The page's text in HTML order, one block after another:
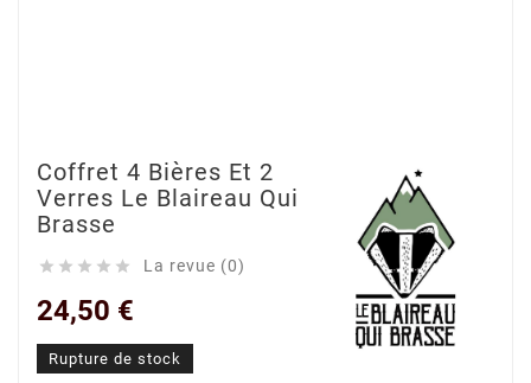
Coffret 4 Bières Et 2
Verres Le Blaireau Qui
Brasse
     La revue (0)
24,50 €
Rupture de stock